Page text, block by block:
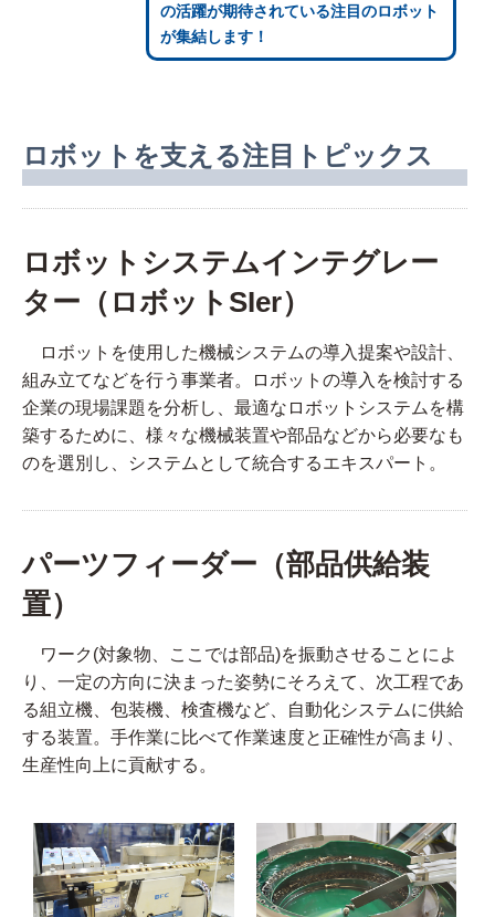
の活躍が期待されている注目のロボット
が集結します！
ロボットを支える注目トピックス
ロボットシステムインテグレー
ター（ロボットSIer）
ロボットを使用した機械システムの導入提案や設計、
組み立てなどを行う事業者。ロボットの導入を検討する
企業の現場課題を分析し、最適なロボットシステムを構
築するために、様々な機械装置や部品などから必要なも
のを選別し、システムとして統合するエキスパート。
パーツフィーダー（部品供給装
置）
ワーク(対象物、ここでは部品)を振動させることによ
り、一定の方向に決まった姿勢にそろえて、次工程であ
る組立機、包装機、検査機など、自動化システムに供給
する装置。手作業に比べて作業速度と正確性が高まり、
生産性向上に貢献する。